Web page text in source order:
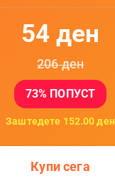
54 ден
206ден
73% ПОПУСТ
Заштедете 152.00 ден
Купи сега